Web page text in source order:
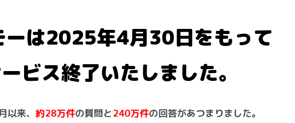
ーは2025年4月30日をもって
ビス終了いたしました。
来、 約28万件の質問と240万件の回答があつまりました。